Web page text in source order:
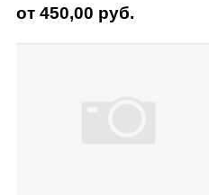
от 450,00 руб.